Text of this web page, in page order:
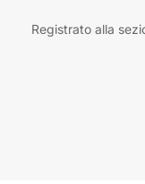
Registrato alla